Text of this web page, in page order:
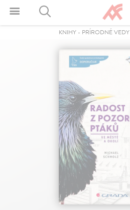
KNIHY - PRÍRODNÉ VEDY